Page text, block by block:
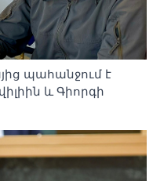
պահանջում է
և Գիորգի